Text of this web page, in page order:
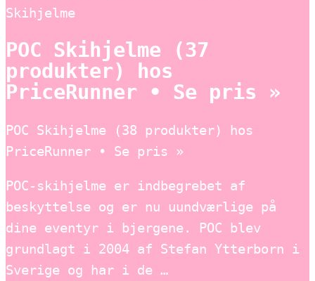
Skihjelme
POC Skihjelme (37
produkter) hos
PriceRunner • Se pris »
POC Skihjelme (38 produkter) hos
PriceRunner • Se pris »
POC-skihjelme er indbegrebet af
beskyttelse og er nu uundværlige på
dine eventyr i bjergene. POC blev
grundlagt i 2004 af Stefan Ytterborn i
Sverige og har i de …